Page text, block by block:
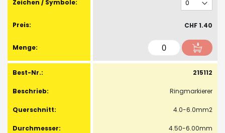
CHF 1.40
215112
Ringmarkierer
4.0-6.0mm2
4.50-6.00mm